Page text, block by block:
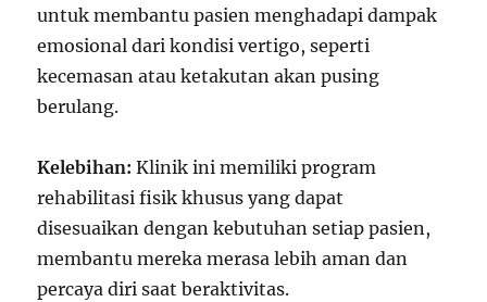
untuk membantu pasien menghadapi dampak
emosional dari kondisi vertigo, seperti
kecemasan atau ketakutan akan pusing
berulang.
Kelebihan: Klinik ini memiliki program
rehabilitasi fisik khusus yang dapat
disesuaikan dengan kebutuhan setiap pasien,
membantu mereka merasa lebih aman dan
percaya diri saat beraktivitas.